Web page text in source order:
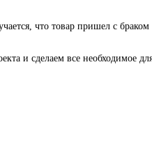
что товар пришел с
и сделаем все необходимое